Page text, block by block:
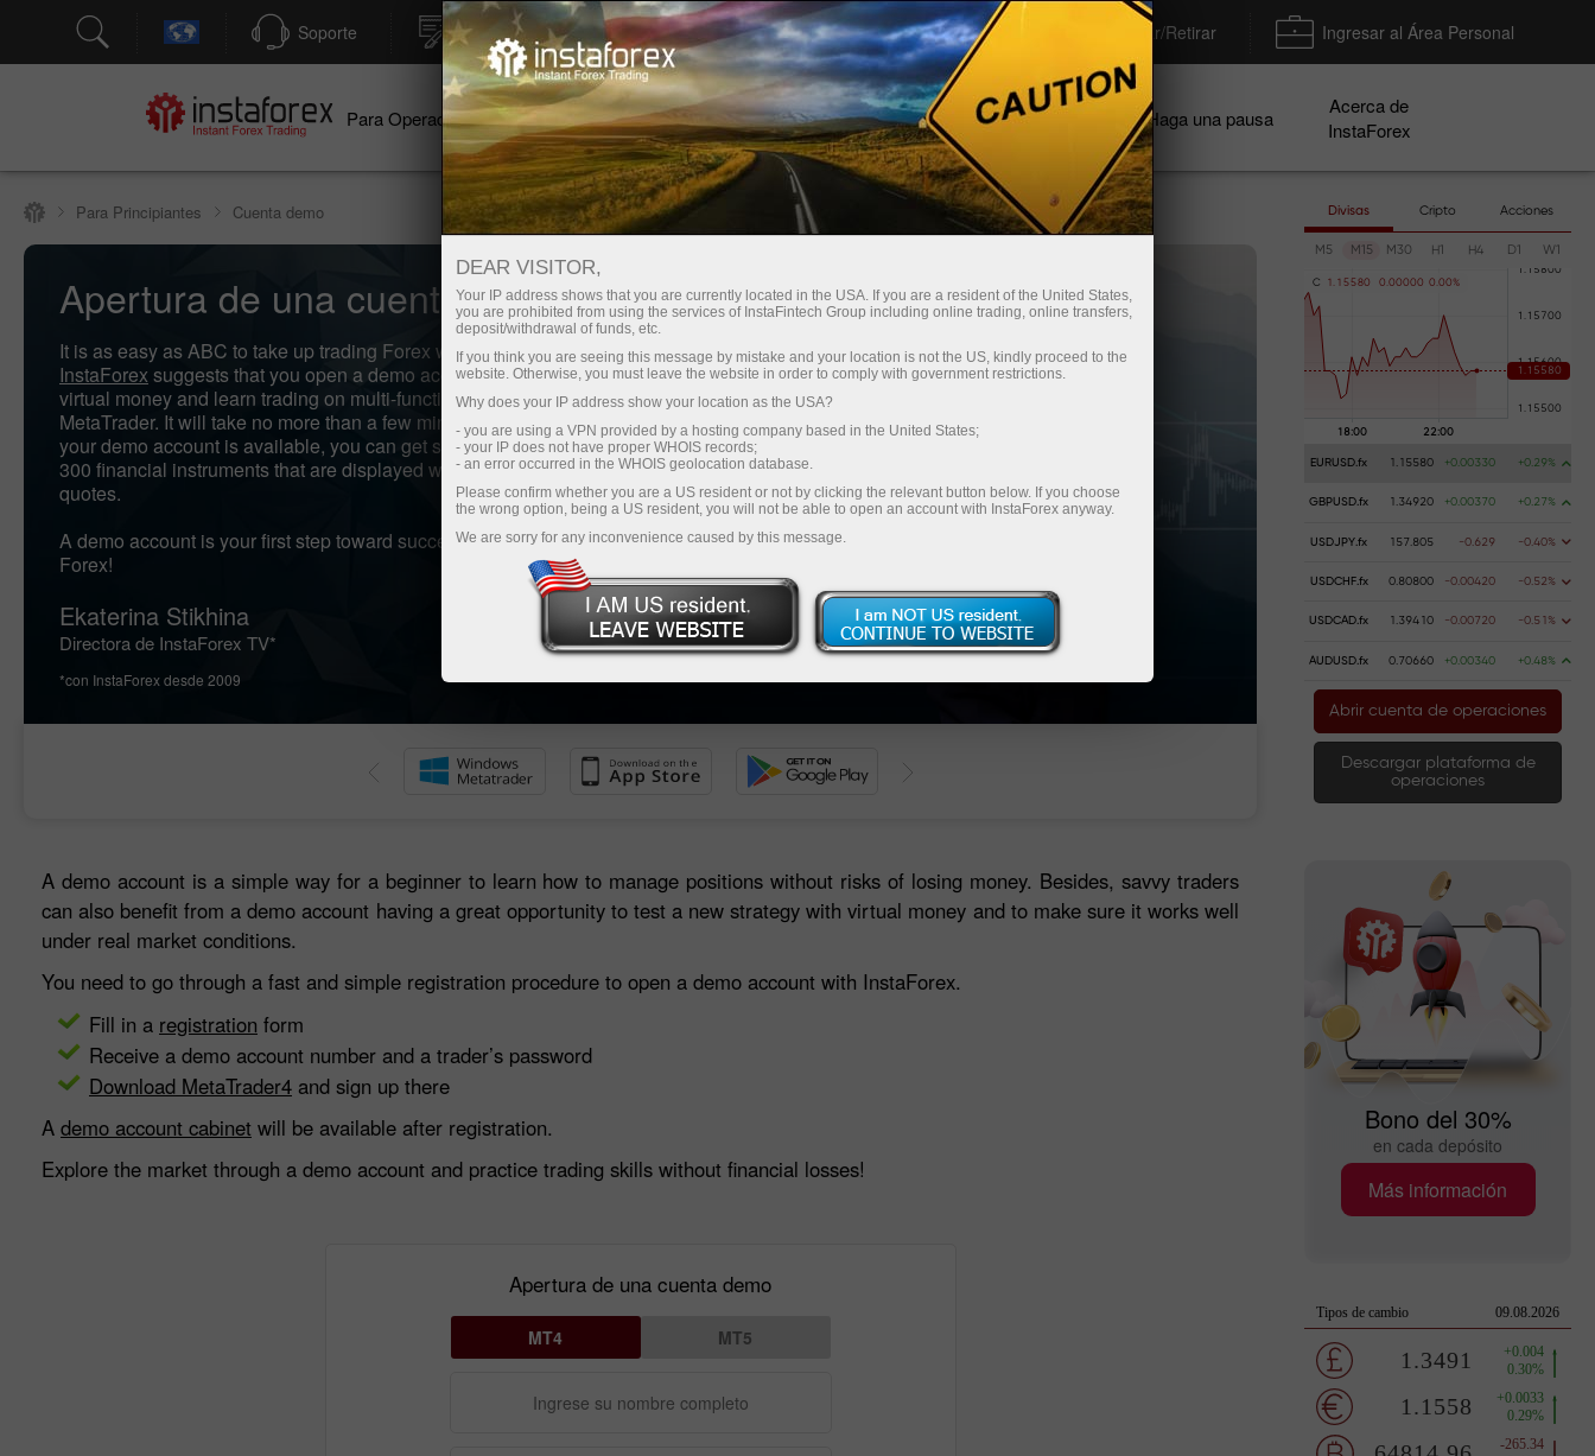
Soporte Apertura instantánea de la cuenta Plataforma comercial Depositar/Retirar Ingresar al Área Personal
Para Operadores Para Principiantes Para Inversionistas Para Socios Campañas Haga una pausa
Acerca de
InstaForex
Para Principiantes Cuenta demo
Apertura de una cuenta demo
It is as easy as ABC to take up trading Forex with no risks at all.
InstaForex suggests that you open a demo account deposited with
virtual money and learn trading on multi-functional trading platform
MetaTrader. It will take no more than a few minutes. As soon as
your demo account is available, you can get started trading over
300 financial instruments that are displayed with online market
quotes.
A demo account is your first step toward successful trading on
Forex!
Ekaterina Stikhina
Directora de InstaForex TV*
*con InstaForex desde 2009
Deposite dinero Retire dinero
A demo account is a simple way for a beginner to learn how to manage positions without risks of losing money. Besides, savvy traders
can also benefit from a demo account having a great opportunity to test a new strategy with virtual money and to make sure it works well
under real market conditions.
You need to go through a fast and simple registration procedure to open a demo account with InstaForex.
Fill in a registration form
Receive a demo account number and a trader’s password
Download MetaTrader4 and sign up there
A demo account cabinet will be available after registration.
Explore the market through a demo account and practice trading skills without financial losses!
Apertura de una cuenta demo
MT4 MT5
Divisas Cripto Acciones
M5 M15 M30 H1 H4 D1 W1
C 1 . 1 5580 0 .00000 0 .00%
EURUSD.fx 1.15580 +0.00330 +0.29%
GBPUSD.fx 1.34920 +0.00370 +0.27%
USDJPY.fx 157.805 -0.629 -0.40%
USDCHF.fx 0.80800 -0.00420 -0.52%
USDCAD.fx 1.39410 -0.00720 -0.51%
AUDUSD.fx 0.70660 +0.00340 +0.48%
Abrir cuenta de operaciones
Descargar plataforma de
operaciones
Bono del 30%
en cada depósito
Más información
DEAR VISITOR,
Your IP address shows that you are currently located in the USA. If you are a resident of the United States,
you are prohibited from using the services of InstaFintech Group including online trading, online transfers,
deposit/withdrawal of funds, etc.
If you think you are seeing this message by mistake and your location is not the US, kindly proceed to the
website. Otherwise, you must leave the website in order to comply with government restrictions.
Why does your IP address show your location as the USA?
- you are using a VPN provided by a hosting company based in the United States;
- your IP does not have proper WHOIS records;
- an error occurred in the WHOIS geolocation database.
Please confirm whether you are a US resident or not by clicking the relevant button below. If you choose
the wrong option, being a US resident, you will not be able to open an account with InstaForex anyway.
We are sorry for any inconvenience caused by this message.